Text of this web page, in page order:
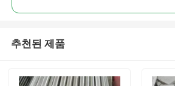
추천된 제품